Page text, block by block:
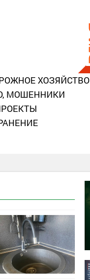
ХОЗЯЙСТВО
МОШЕННИКИ